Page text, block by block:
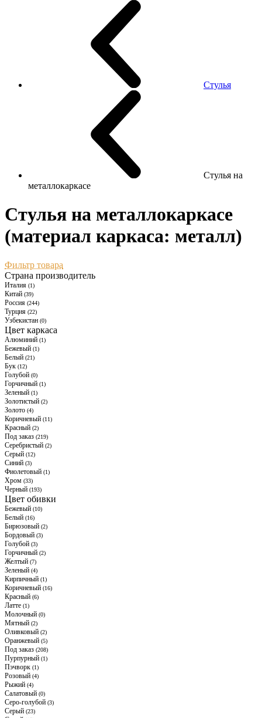
Стулья
Стулья на
металлокаркасе
Стулья на металлокаркасе
(материал каркаса: металл)
Фильтр товара
Страна производитель
Италия (1)
Китай (39)
Россия (244)
Турция (22)
Узбекистан (0)
Цвет каркаса
Алюминий (1)
Бежевый (1)
Белый (21)
Бук (12)
Голубой (0)
Горчичный (1)
Зеленый (1)
Золотистый (2)
Золото (4)
Коричневый (11)
Красный (2)
Под заказ (219)
Серебристый (2)
Серый (12)
Синий (3)
Фиолетовый (1)
Хром (33)
Черный (193)
Цвет обивки
Бежевый (10)
Белый (16)
Бирюзовый (2)
Бордовый (3)
Голубой (3)
Горчичный (2)
Желтый (7)
Зеленый (4)
Кирпичный (1)
Коричневый (16)
Красный (6)
Латте (1)
Молочный (0)
Мятный (2)
Оливковый (2)
Оранжевый (5)
Под заказ (208)
Пурпурный (1)
Пэчворк (1)
Розовый (4)
Рыжий (4)
Салатовый (0)
Серо-голубой (3)
Серый (23)